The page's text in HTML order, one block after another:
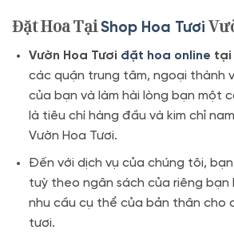
Đặt Hoa TạiShop Hoa Tươi
Vườn Hoa Tươi đặt hoa online tại
các quận trung tâm, ngoại thành
của bạn và làm hài lòng bạn một
là tiêu chí hàng đầu và kim chỉ
Vườn Hoa Tươi.
Đến với dịch vụ của chúng tôi,
tuỳ theo ngân sách của riêng
nhu cầu cụ thể của bản thân cho
tươi.